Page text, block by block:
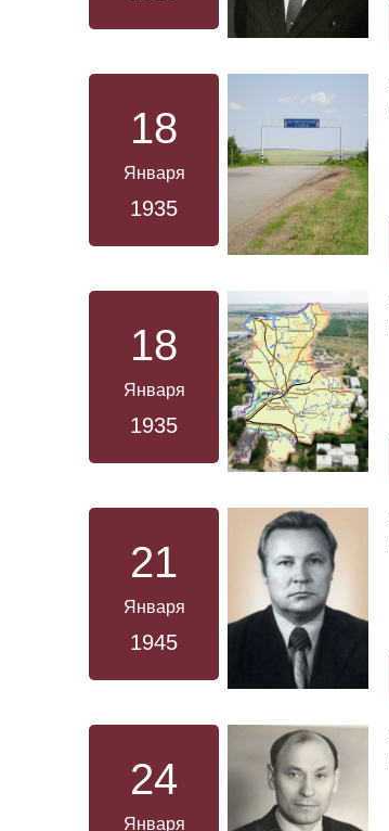
18
Января
1935
18
Января
1935
21
Января
1945
24
Января